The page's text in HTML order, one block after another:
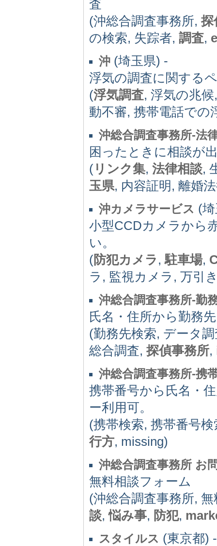
査
(沖総合調査事務所, 探
の検索, 失踪者, 調査,
沖 (埼玉県) -
浮気の調査に関する
(浮気調査, 浮気の兆
動不審, 携帯電話での
沖総合調査事務所‐法
困ったときに相談が
( リンク集, 法律相談,
玉県, 内容証明, 離婚
沖カメラサービス (
小型CCDカメラから
い。
(防犯カメラ ,駐車場,
ラ, 監視カメラ, 万引
沖総合調査事務所‐勤
氏名・住所から勤務
(勤務先検索, データ
総合調査, 探偵事務所,
沖総合調査事務所‐携
携帯番号から氏名・
ー利用可。
(携帯検索, 携帯番号
行方, missing)
沖総合調査事務所 お
無料相談フォーム
(沖総合調査事務所,
談,悩み事, 防犯,
スタイルス (東京都) -